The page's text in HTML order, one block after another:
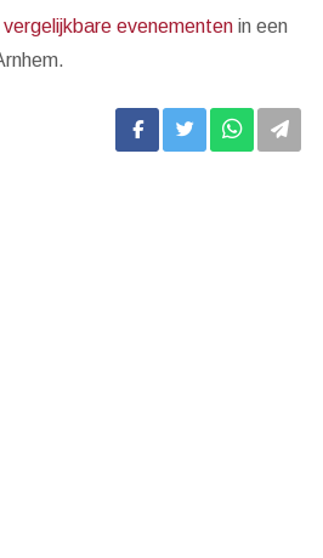
evenementen in een